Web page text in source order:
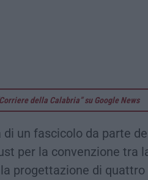
della Calabria” su Google News
di un fascicolo da parte
per la convenzione tra
progettazione di